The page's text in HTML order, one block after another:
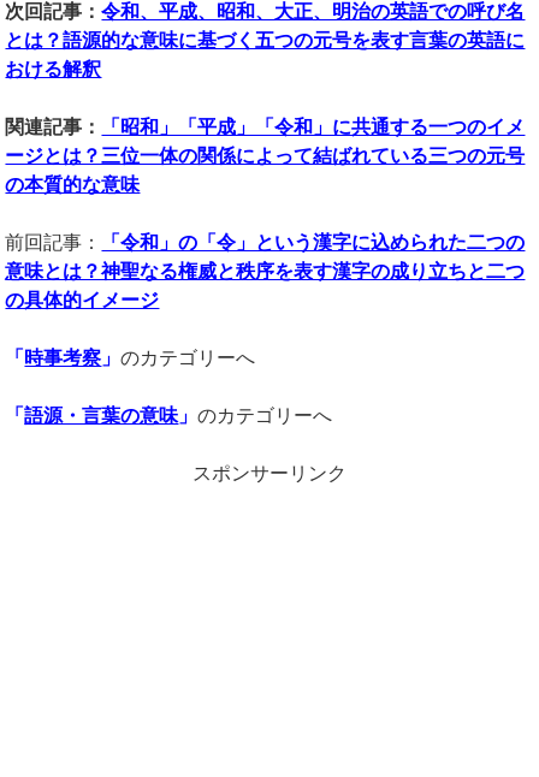
次回記事：令和、平成、昭和、大正、明治の英語での呼び名
とは？語源的な意味に基づく五つの元号を表す言葉の英語に
おける解釈
関連記事：
「昭和」「平成」「令和」に共通する一つのイメ
ージとは？三位一体の関係によって結ばれている三つの元号
の本質的な意味
前回記事：
「令和」の「令」という漢字に込められた二つの
意味とは？神聖なる権威と秩序を表す漢字の成り立ちと二つ
の具体的イメージ
「 時事考察 」のカテゴリーへ
「語源・言葉の意味」のカテゴリーへ
スポンサーリンク